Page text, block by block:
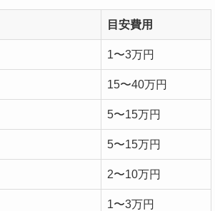
目安費用
1〜3万円
15〜40万円
5〜15万円
5〜15万円
2〜10万円
1〜3万円